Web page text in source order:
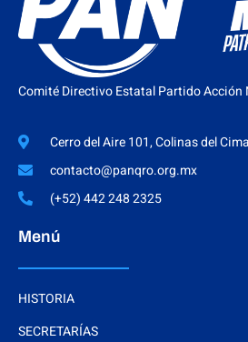
Comité Directivo Estatal Partido Acción
Cerro del Aire 101, Colinas del
contacto@panqro.org.mx
(+52) 442 248 2325
Menú
HISTORIA
SECRETARÍAS